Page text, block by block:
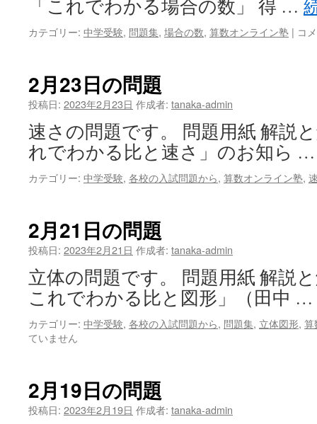
「これでわかる場合の数」 得 …
カテゴリー: 中学受験, 問題集, 場合の数, 算数オンライン塾 | 2
は
コ
2月23日の問題
投稿日: 2023年2月23日 作成者: tanaka-admin
速さの問題です。 問題用紙 解説
れでわかる比と速さ」のお知ら
カテゴリー: 中学受験, 各校の入試問題から, 算数オンライン塾,
2月21日の問題
投稿日: 2023年2月21日 作成者: tanaka-admin
立体の問題です。 問題用紙 解説
これでわかる比と図形」（田中 …
カテゴリー: 中学受験, 各校の入試問題から, 問題集, 立体図形, 算
ていません
2月19日の問題
投稿日: 2023年2月19日 作成者: tanaka-admin